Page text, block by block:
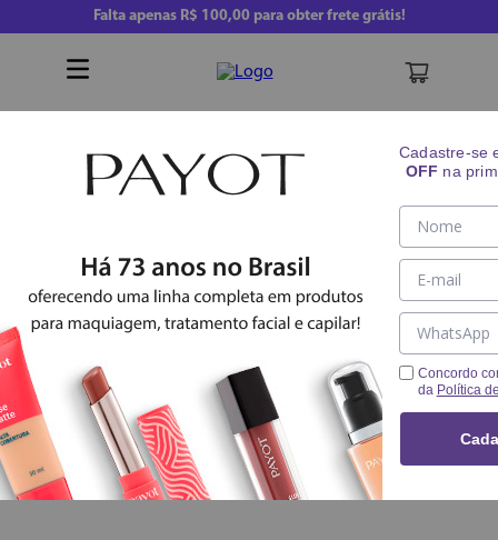
Falta apenas R$ 100,00para obter frete grátis!
Sabonete Líquido Detox Vitamina C `Payot
Cadastre-se
OFF na
Concordo
da Política